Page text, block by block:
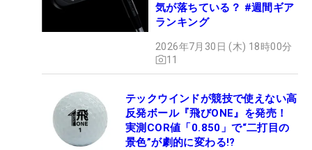
気が落ちている？ #週間ギア
ランキング
2026年7月30日 (木) 18時00分
11
テックウインドが競技で使えない高
反発ボール『飛びONE』を発売！
実測COR値「0.850」で“二打目の
景色”が劇的に変わる!?